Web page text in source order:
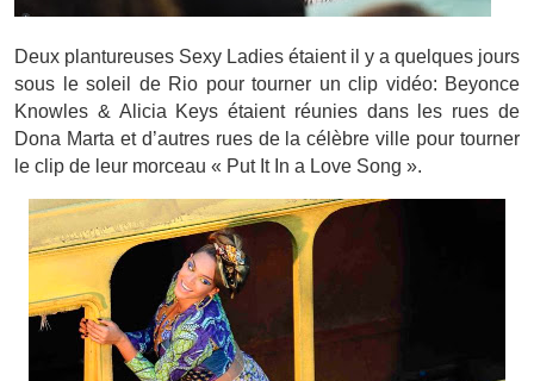
Deux plantureuses Sexy Ladies étaient il y a quelques jours
sous le soleil de Rio pour tourner un clip vidéo: Beyonce
Knowles & Alicia Keys étaient réunies dans les rues de
Dona Marta et d’autres rues de la célèbre ville pour tourner
le clip de leur morceau « Put It In a Love Song ».